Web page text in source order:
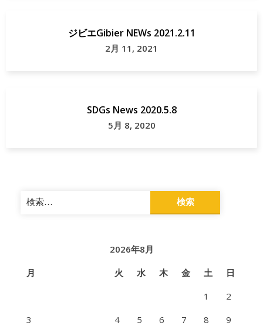
ジビエGibier NEWs 2021.2.11
2月 11, 2021
SDGs News 2020.5.8
5月 8, 2020
検
索:
2026年8月
月
火 水 木 金 土
日
1
2
3
4 5 6 7 8
9